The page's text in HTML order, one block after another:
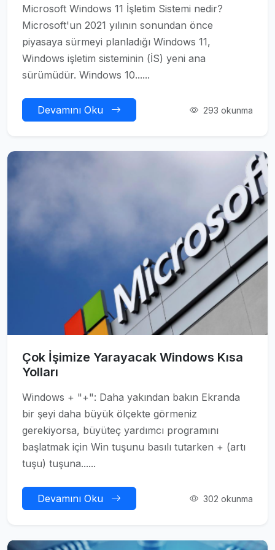
Microsoft Windows 11 İşletim Sistemi nedir?
Microsoft'un 2021 yılının sonundan önce
piyasaya sürmeyi planladığı Windows 11,
Windows işletim sisteminin (İS) yeni ana
sürümüdür. Windows 10......
Devamını Oku 293 okunma
Çok İşimize Yarayacak Windows Kısa
Yolları
Windows + "+": Daha yakından bakın Ekranda
bir şeyi daha büyük ölçekte görmeniz
gerekiyorsa, büyüteç yardımcı programını
başlatmak için Win tuşunu basılı tutarken + (artı
tuşu) tuşuna......
Devamını Oku 302 okunma